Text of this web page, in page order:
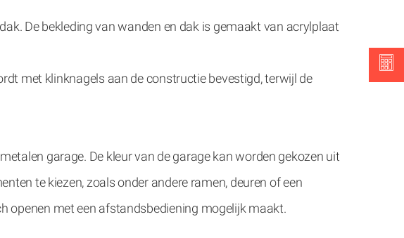
De bekleding van wanden en dak is gemaakt van acrylplaat
met klinknagels aan de constructie bevestigd, terwijl de
garage. De kleur van de garage kan worden gekozen uit
te kiezen, zoals onder andere ramen, deuren of een
openen met een afstandsbediening mogelijk maakt.